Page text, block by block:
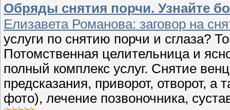
Обряды снятия порчи. Узнайте
Елизавета Романова: заговор на
услуги по снятию порчи и сглаза?
Потомственная целительница и
полный комплекс услуг. Снятие
предсказания, приворот, отворот, а
фото), лечение позвоночника,